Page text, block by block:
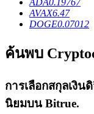
คว้าผลกำไรร
AVAX6.47
DOGE0.07012
ค้นพบ
การเลือกสกุลเงิน
นิยมบน Bitrue.